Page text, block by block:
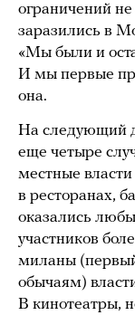
ограничений
заразились в
«Мы были и
И мы первые
она.
На следующий
еще четыре
местные власти
в ресторанах,
оказались
участников
миланы
обычаям)
В кинотеатры,